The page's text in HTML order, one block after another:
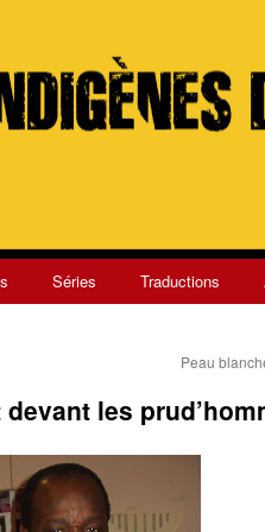
Séries Traductions
Peau
les